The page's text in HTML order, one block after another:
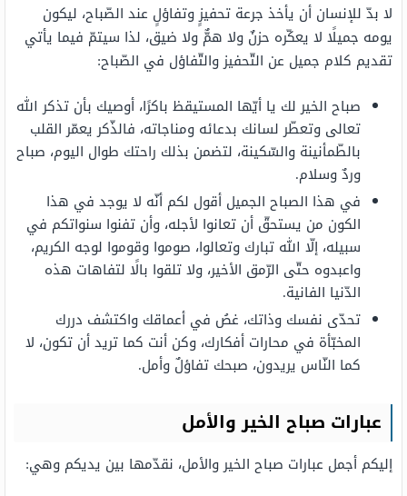
لا بدّ للإنسان أن يأخذ جرعة تحفيزٍ وتفاؤلٍ عند الصّباح، ليكون
يومه جميلًا لا يعكّره حزنٌ ولا همٌّ ولا ضيق، لذا سيتمّ فيما يأتي
تقديم كلام جميل عن التّحفيز والتّفاؤل في الصّباح:
صباح الخير لك يا أيّها المستيقظ باكرًا، أوصيك بأن تذكر الله
تعالى وتعطّر لسانك بدعائه ومناجاته، فالذّكر يعمّر القلب
بالطّمأنينة والسّكينة، لتضمن بذلك راحتك طوال اليوم، صباح
وردٌ وسلام.
في هذا الصباح الجميل أقول لكم أنّه لا يوجد في هذا
الكون من يستحقّ أن تعانوا لأجله، وأن تفنوا سنواتكم في
سبيله، إلّا الله تبارك وتعالوا، صوموا وقوموا لوجه الكريم،
واعبدوه حتّى الرّمق الأخير، ولا تلقوا بالًا لتفاهات هذه
الدّنيا الفانية.
تحدّى نفسك وذاتك، غصُ في أعماقك واكتشف دررك
المخبّأة في محارات أفكارك، وكن أنت كما تريد أن تكون، لا
كما النّاس يريدون، صبحك تفاؤلٌ وأمل.
عبارات صباح الخير والأمل
إليكم أجمل عبارات صباح الخير والأمل، نقدّمها بين يديكم وهي: